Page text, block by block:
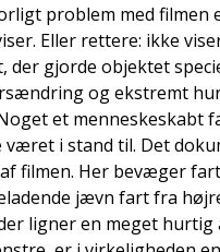
pro­blem med fil­men
Eller ret­te­re: ikke
der gjor­de objek­tet
og ekstremt
et men­ne­ske­skabt
været i stand til. Det
fil­men. Her bevæ­ger
jævn fart fra
lig­ner en meget hur­tig